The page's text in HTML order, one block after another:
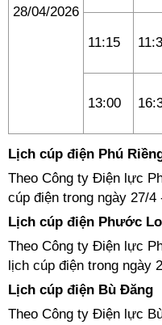
28/04/2026
11:15
13:00
Lịch cúp điện Phú
Theo Công ty Điện lực
cúp điện trong ngày 27/4
Lịch cúp điện Phước
Theo Công ty Điện lực
lịch cúp điện trong ngày
Lịch cúp điện Bù Đăng
Theo Công ty Điện lực